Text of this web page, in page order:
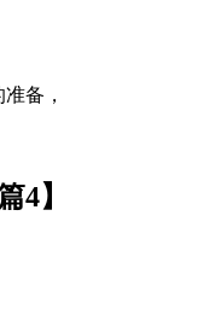
备，
4】